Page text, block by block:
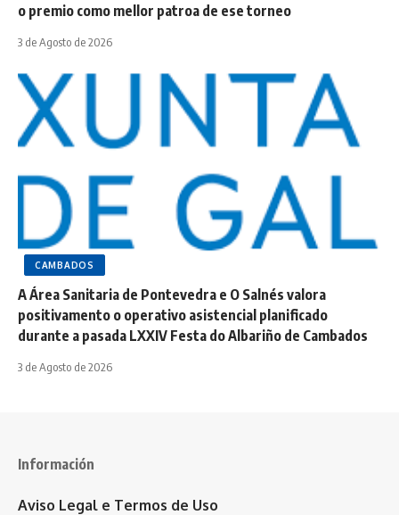
o premio como mellor patroa de ese torneo
3 de Agosto de 2026
CAMBADOS
A Área Sanitaria de Pontevedra e O Salnés valora
positivamento o operativo asistencial planificado
durante a pasada LXXIV Festa do Albariño de Cambados
3 de Agosto de 2026
Información
Aviso Legal e Termos de Uso